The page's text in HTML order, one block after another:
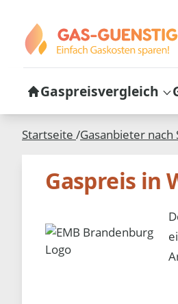
Gaspreisvergleich
Startseite /Gasanbieter nach
Gaspreis in